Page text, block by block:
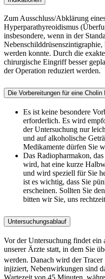
Zum Ausschluss/Abklärung
Hyperparathyreoidismus
insbesondere, wenn in der
werden konnte. Durch die
chirurgische Eingriff besser
der Operation reduziert werden.
Die Vorbereitungen für eine
Es ist keine besondere
erforderlich. Es wird
der Untersuchung nur
und auf alkoholische
Medikamente dürfen Sie
Das Radiopharmakon,
wird, hat eine kurze
und wird speziell für Sie
ist es wichtig, dass Sie
erscheinen. Sollten Sie
bitten wir Sie, uns
Untersuchungsablauf
Vor der Untersuchung findet ein
unserer Ärzte statt, in dem Sie
werden. Danach wird der Tracer
injiziert, Nebenwirkungen sind